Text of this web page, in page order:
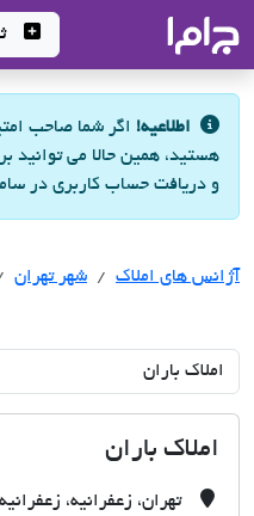
- سامانه
اطلاعیه! اگر شما صاحب
هستید، همین حالا می توانید
و دریافت حساب کاربری در
آژانس های املاک آژانس های
شهر تهران
املاک باران
تهران، زعفرانیه،